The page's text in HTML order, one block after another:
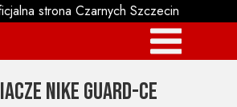
Nike Guard-CE
strona Czarnych Szczecin